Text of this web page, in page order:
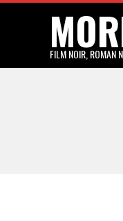
FILM NOIR, ROMAN